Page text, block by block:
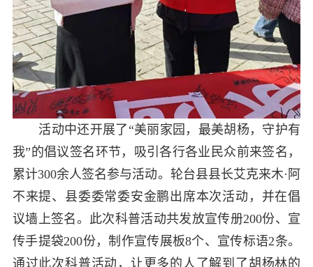
活动中还开展了“美丽家园，最美胡杨，守护有
我”的倡议签名环节，吸引各行各业民众前来签名，
累计300余人签名参与活动。轮台县县长艾克来木·阿
不来提、县委委常委安金鹏出席本次活动，并在倡
议墙上签名。此次科普活动共发放宣传册200份、宣
传手提袋200份，制作宣传展板8个、宣传标语2条。
通过此次科普活动，让更多的人了解到了胡杨林的